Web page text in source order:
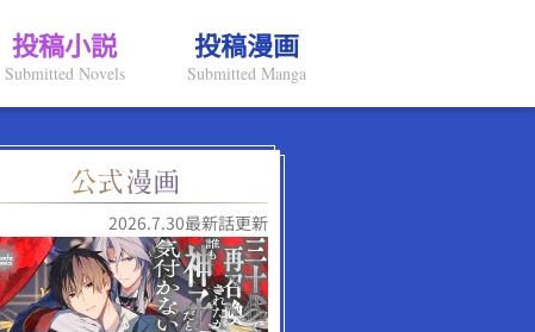
投稿小説
Submitted Novels
投稿漫画
Submitted Manga
2026.7.30最新話更新